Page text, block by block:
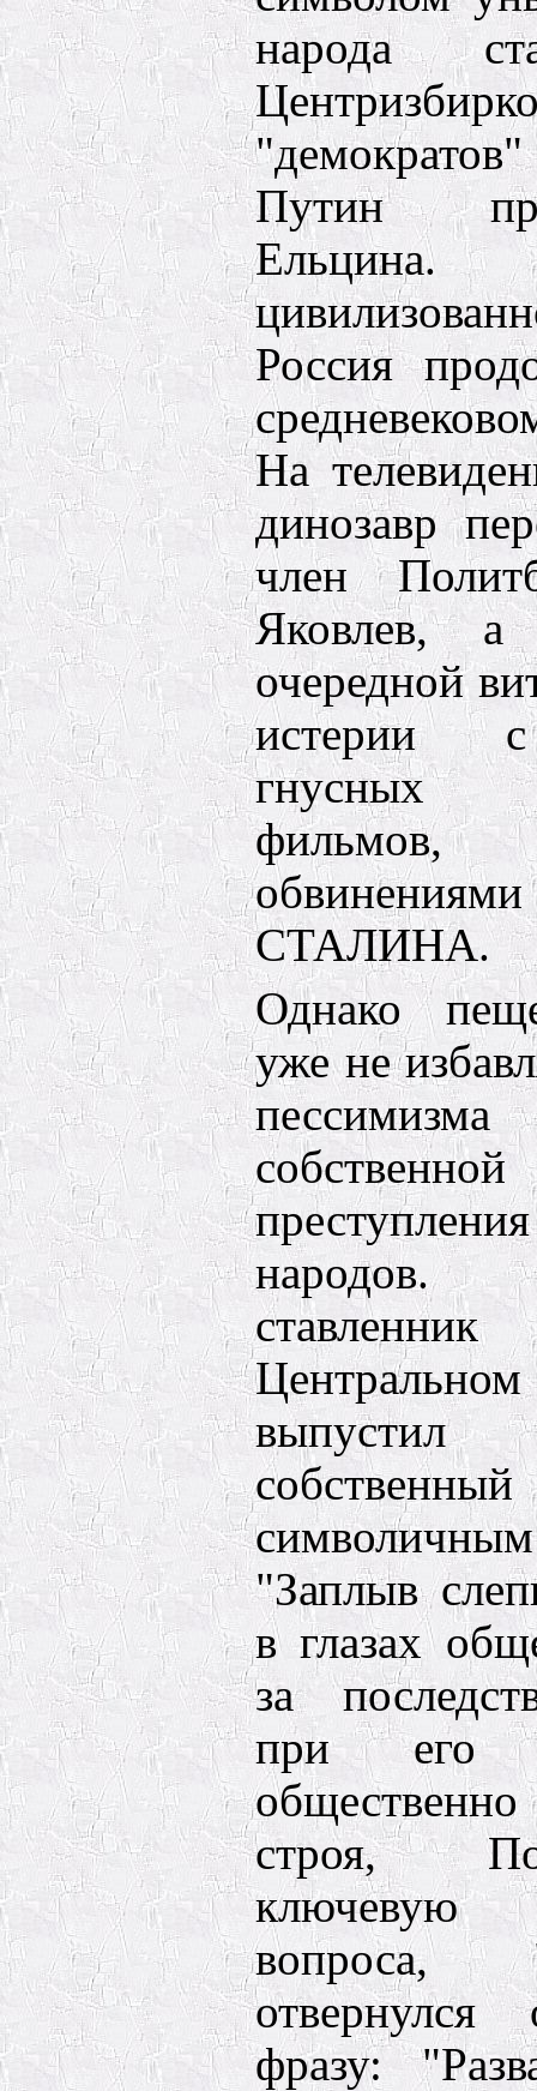
народа
Путин
Россия
На
динозавр
член
Яковлев,
очередной
истерии с
гнусных
СТАЛИНА.
Однако
уже не
народов.
"Заплыв
в глазах
за
при его
строя,
ключевую
вопроса,
отвернулся
фразу: